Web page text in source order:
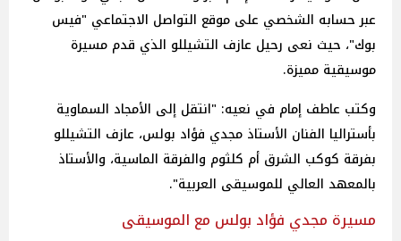
عبر حسابه الشخصي على موقع التواصل الاجتماعي "فيس
بوك"، حيث نعى رحيل عازف التشيللو الذي قدم مسيرة
موسيقية مميزة.
وكتب عاطف إمام في نعيه: "انتقل إلى الأمجاد السماوية
بأستراليا الفنان الأستاذ مجدي فؤاد بولس، عازف التشيللو
بفرقة كوكب الشرق أم كلثوم والفرقة الماسية، والأستاذ
بالمعهد العالي للموسيقى العربية".
مسيرة مجدي فؤاد بولس مع الموسيقى